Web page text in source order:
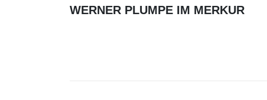
WERNER PLUMPE IM MERKUR